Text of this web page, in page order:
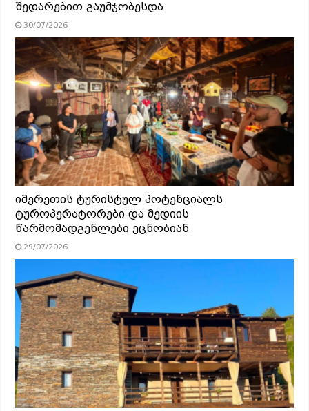
შედარებით გაუმჯობესდა
30/07/2026
იმერეთის ტურისტულ პოტენციალს
ტუროპერატორები და მედიის
წარმომადგენლები ეცნობიან
29/07/2026